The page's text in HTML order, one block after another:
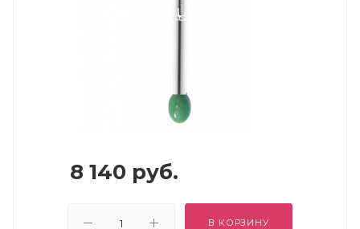
8 140 руб.
В КОРЗИНУ